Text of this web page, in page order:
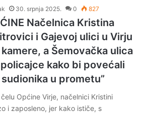
30. srpnja 2025. 0 827
Načelnica Kristina
i Gajevoj ulici u Virju
a Šemovačka ulica
kako bi povećali
u prometu”
Općine Virje, načelnici Kristini
i zaposleno, jer kako ističe, s